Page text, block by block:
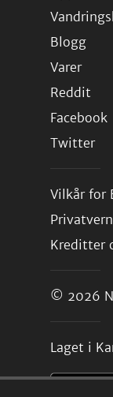
Blogg
Varer
Reddit
Facebook
Twitter
Vilkår for
Privatvern
Kreditter
© 2026
Laget i